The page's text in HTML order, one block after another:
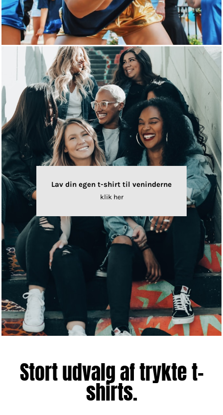
Lav din egen t-shirt til veninderne
klik her
Stort udvalg af trykte t-
shirts.